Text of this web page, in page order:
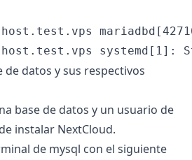
host.test.vps
de datos y sus respectivos
base de datos y un usuario de
instalar NextCloud.
de mysql con el siguiente